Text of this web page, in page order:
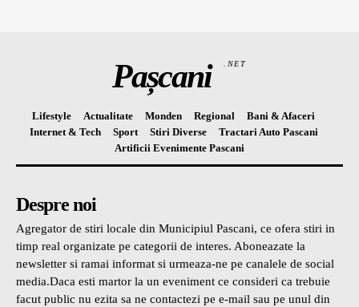
Pașcani .NET
Lifestyle Actualitate Monden Regional
Bani & Afaceri
Internet & Tech
Sport Stiri Diverse
Tractari Auto Pascani
Artificii Evenimente Pascani
Despre noi
Agregator de stiri locale din Municipiul Pascani, ce ofera stiri in
timp real organizate pe categorii de interes. Aboneazate la
newsletter si ramai informat si urmeaza-ne pe canalele de social
media.Daca esti martor la un eveniment ce consideri ca trebuie
facut public nu ezita sa ne contactezi pe e-mail sau pe unul din